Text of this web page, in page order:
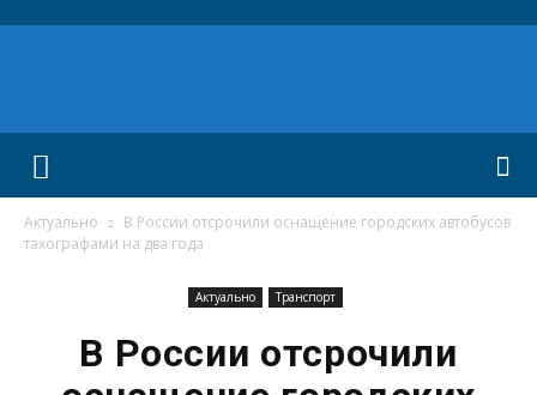
Актуально
В России отсрочили оснащение городских автобусов
тахографами на два года
Актуально Транспорт
В России отсрочили